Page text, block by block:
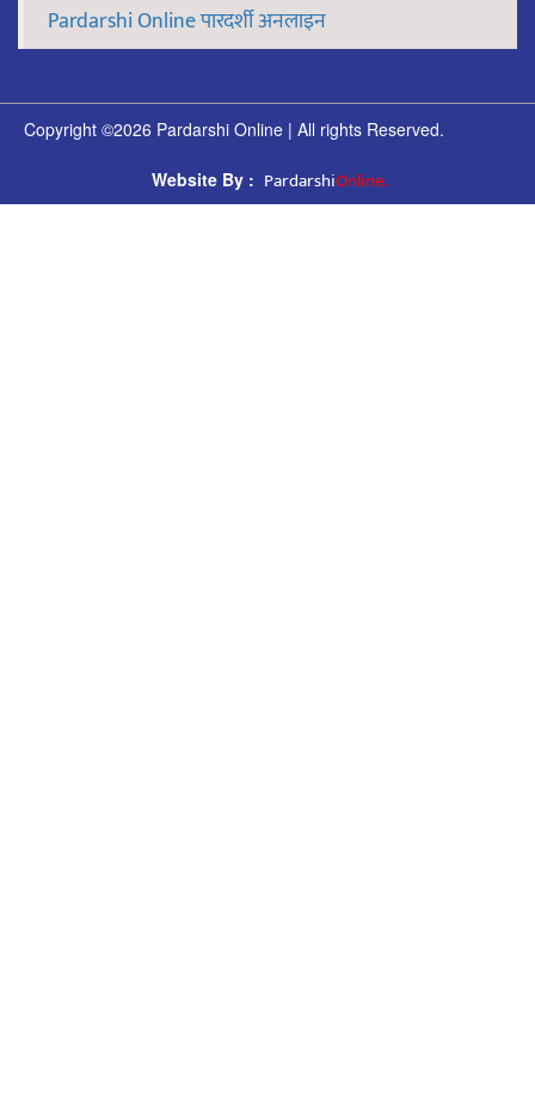
Pardarshi Online पारदर्शी अनलाइन
Copyright ©2026 Pardarshi Online | All rights Reserved.
Website By : PardarshiOnline.